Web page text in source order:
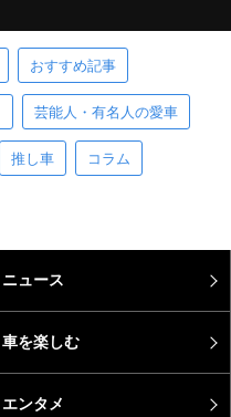
おすすめ記事
芸能人・有名人の愛車
推し車 コラム
ニュース
車を楽しむ
エンタメ